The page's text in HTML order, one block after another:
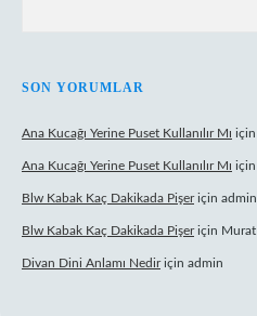
SON YORUMLAR
Ana Kucağı Yerine Puset Kullanılır Mı için
Ana Kucağı Yerine Puset Kullanılır Mı için
Blw Kabak Kaç Dakikada Pişeriçin admin
Blw Kabak Kaç Dakikada Pişeriçin Murat
Divan Dini Anlamı Nediriçin admin